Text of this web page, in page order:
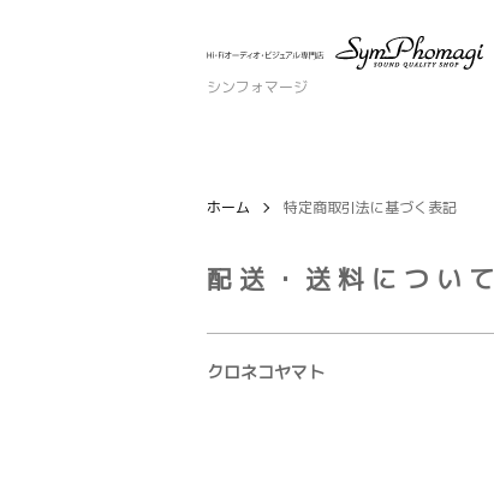
シンフォマージ
ホーム 特定商取引法に基づく表記
配送・送料について
クロネコヤマト